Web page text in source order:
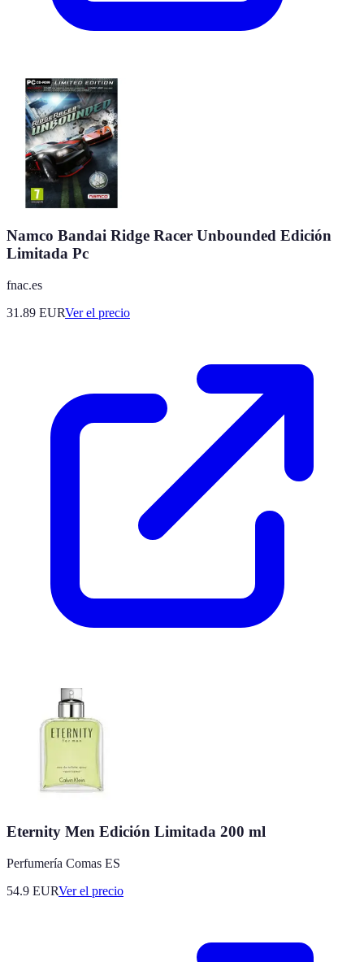
Namco Bandai Ridge Racer Unbounded Edición
Limitada Pc
fnac.es
31.89 EURVer el precio
Eternity Men Edición Limitada 200 ml
Perfumería Comas ES
54.9 EURVer el precio